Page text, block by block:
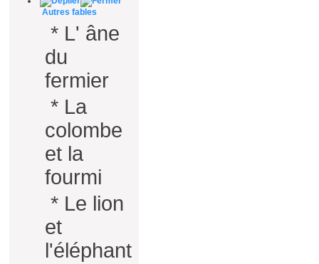
Autres fables
* L' âne
du
fermier
* La
colombe
et la
fourmi
* Le lion
et
l'éléphant